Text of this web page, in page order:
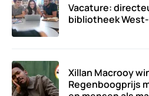
Vacature:
bibliotheek
Xillan Macrooy
Regenboogprijs